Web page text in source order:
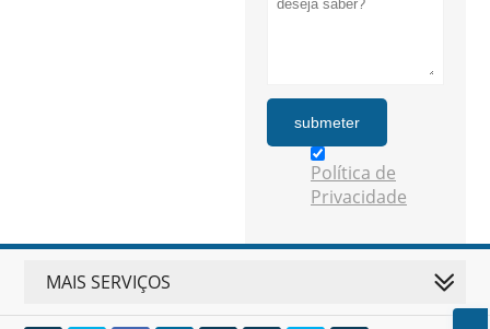
submeter
Política de
Privacidade
MAIS SERVIÇOS